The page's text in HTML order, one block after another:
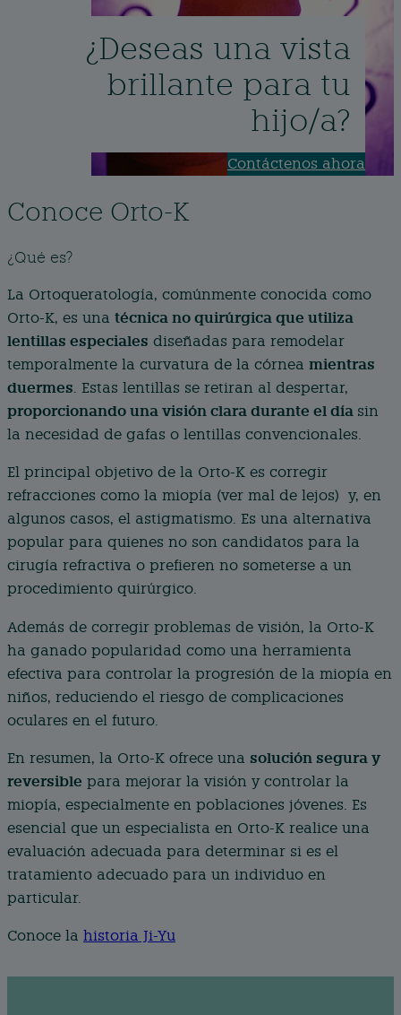
¿Deseas una vista
brillante para tu
hijo/a?
Contáctenos ahora
Conoce Orto-K
¿Qué es?
La Ortoqueratología, comúnmente conocida como
Orto-K, es una técnica no quirúrgica que utiliza
lentillas especiales diseñadas para remodelar
temporalmente la curvatura de la córnea mientras
duermes. Estas lentillas se retiran al despertar,
proporcionando una visión clara durante el día sin
la necesidad de gafas o lentillas convencionales.
El principal objetivo de la Orto-K es corregir
refracciones como la miopía (ver mal de lejos) y, en
algunos casos, el astigmatismo. Es una alternativa
popular para quienes no son candidatos para la
cirugía refractiva o prefieren no someterse a un
procedimiento quirúrgico.
Además de corregir problemas de visión, la Orto-K
ha ganado popularidad como una herramienta
efectiva para controlar la progresión de la miopía en
niños, reduciendo el riesgo de complicaciones
oculares en el futuro.
En resumen, la Orto-K ofrece una solución segura y
reversible para mejorar la visión y controlar la
miopía, especialmente en poblaciones jóvenes. Es
esencial que un especialista en Orto-K realice una
evaluación adecuada para determinar si es el
tratamiento adecuado para un individuo en
particular.
Conoce la historia Ji-Yu